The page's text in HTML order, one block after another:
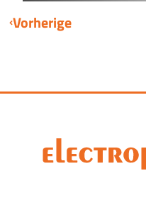
Vorherige